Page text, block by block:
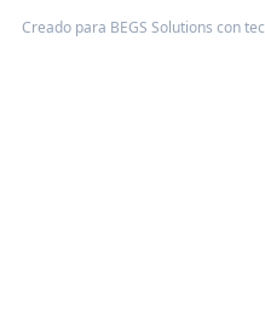
Creado para BEGS Solutions con